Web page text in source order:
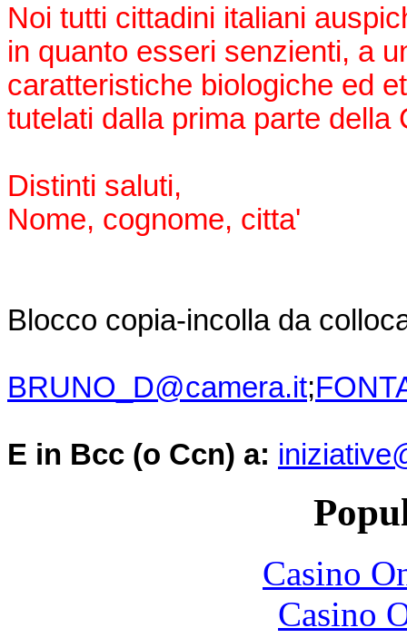
Noi tutti cittadini italiani
in quanto esseri senzienti, a
caratteristiche biologiche ed
tutelati dalla prima parte della
Distinti saluti,
Nome, cognome, citta'
Blocco copia-incolla da
BRUNO_D@camera.it;
E in Bcc (o Ccn) a:
Casino
Casino